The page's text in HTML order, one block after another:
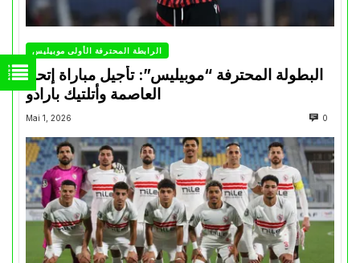
الرابطة المحترفة الأولى موبيليس
البطولة المحترفة “موبيليس”: تأجيل مباراة إتحاد
العاصمة وأتلتيك بارادو
Mai 1, 2026 0